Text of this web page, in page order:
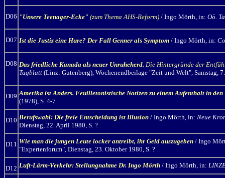
D06 "Unsere Teenager-Ecke" (zum Thema AHS-Reform) / Ingo Mörth, in: Oö.
D07 Ist die Justiz eine Hure? Der Fall Genner als Symptom / Ingo Mörth, in:
D08 Das friedliche Kanada als neuer Unruheherd. Die Hintergründe der
Tagblatt (Linz: Gutenberg), Wochenendbeilage "Zeit und Welt", Samstag,
D09 Amerika ist Anders. Feuilletonistische Notizen zu einem Aufenthalt in den
(1978), S. 4-7
D10 Berufswahl: Die freie Entscheidung ist Illusion / Ingo Mörth, in: Neue
Dienstag, 22. April 1980, S. ?
D11 Wie man die jungen Leute locker antreibt, ihr Geld auszugeben / Ingo
"Expertenforum", Dienstag, 23. Oktober 1980, S. ?
D12 Luft-Lärm-Verkehr: Stellungnahme Dr. Ingo Mörth / Ingo Mörth, in: